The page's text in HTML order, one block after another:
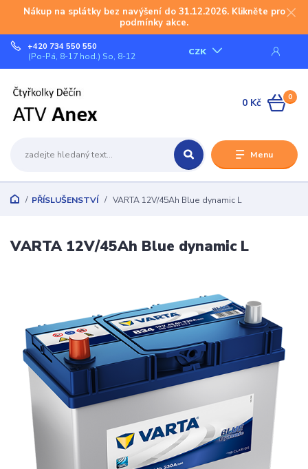
Nákup na splátky bez navýšení do 31.12.2026. Klikněte pro
podmínky akce.
Menu
CZK
+420 734 550 550
(Po-Pá, 8-17 hod.) So, 8-12
0
0 Kč
PŘÍSLUŠENSTVÍ VARTA 12V/45Ah Blue dynamic L
VARTA 12V/45Ah Blue dynamic L